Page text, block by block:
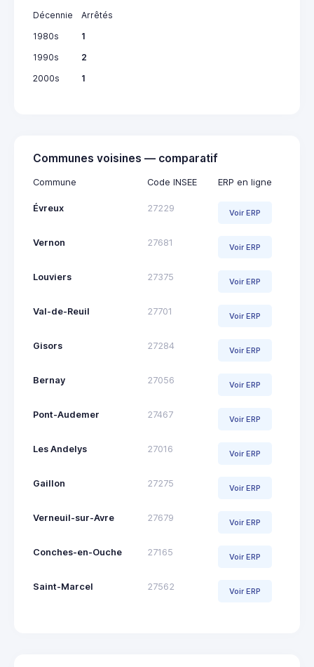
Décennie
Arrêtés
1980s
1
1990s
2
2000s
1
Communes voisines — comparatif
Commune Code INSEE ERP en ligne
Évreux 27229 Voir ERP
Vernon 27681 Voir ERP
Louviers 27375 Voir ERP
Val-de-Reuil 27701 Voir ERP
Gisors 27284 Voir ERP
Bernay 27056 Voir ERP
Pont-Audemer 27467 Voir ERP
Les Andelys 27016 Voir ERP
Gaillon 27275 Voir ERP
Verneuil-sur-Avre 27679 Voir ERP
Conches-en-Ouche 27165 Voir ERP
Saint-Marcel 27562 Voir ERP